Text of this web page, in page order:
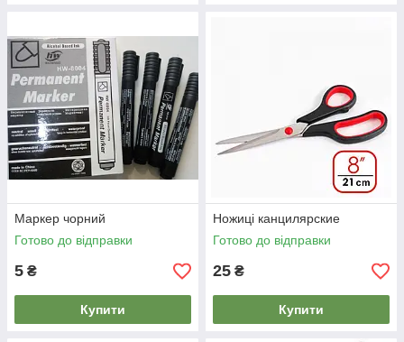
Маркер чорний
Готово до відправки
5 ₴
Купити
Ножиці канцилярские
Готово до відправки
25 ₴
Купити